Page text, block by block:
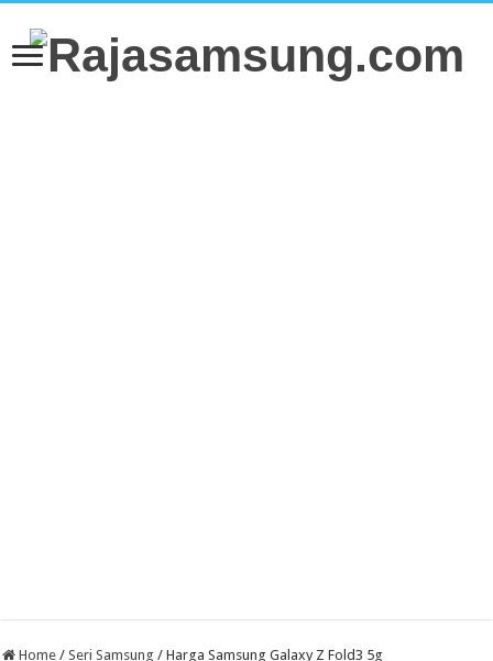
Home / Seri Samsung / Harga Samsung Galaxy Z Fold3 5g